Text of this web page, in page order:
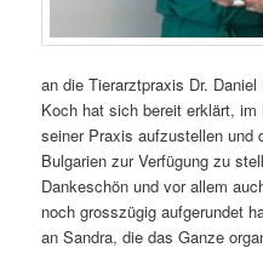
an die Tierarztpraxis Dr.
Koch hat sich bereit erklärt,
seiner Praxis aufzustellen und
Bulgarien zur Verfügung zu
Dankeschön und vor allem
noch grosszügig aufgerundet
an Sandra, die das Ganze